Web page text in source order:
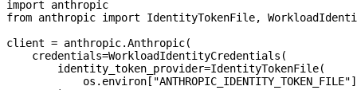
import anthropic
from anthropic import IdentityTokenFile,
client = anthropic.Anthropic(
    credentials
=WorkloadIdentityCredentials(
        identity_token_provider
=IdentityTokenFile(
            os.environ[
"ANTHROPIC_IDENTITY_TOKEN_FILE"]